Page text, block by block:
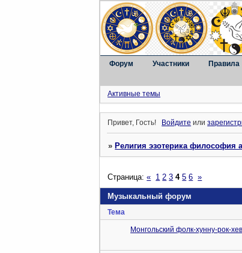
Форум Участники Правила
Активные темы
Привет, Гость! Войдите или
»Религия эзотерика
Музыкальный форум
Страница:« 1 2 3 4 5 6 »
Тема
Монгольский фолк-хунну-рок-